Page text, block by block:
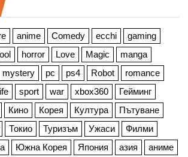
anime Comedy ecchi
gaming
horror Love Magic
manga
mystery pc ps4 Robot
romance
sport war xbox360
Гейминг
Кино Корея Култура
Пътуване
Токио Туризъм Ужаси
Филми
Южна Корея Япония азия аниме